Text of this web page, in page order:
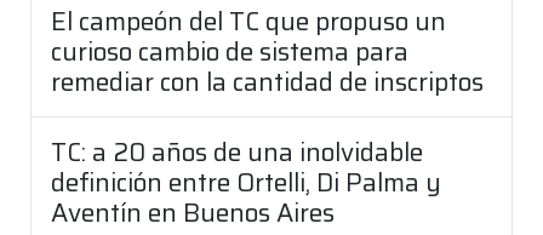
El campeón del TC que propuso un
curioso cambio de sistema para
remediar con la cantidad de inscriptos
TC: a 20 años de una inolvidable
definición entre Ortelli, Di Palma y
Aventín en Buenos Aires